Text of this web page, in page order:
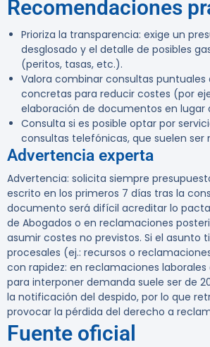
Recomendaciones
Prioriza la transparencia: exige un
desglosado y el detalle de posibles
(peritos, tasas, etc.).
Valora combinar consultas puntuales
concretas para reducir costes (por
elaboración de documentos en lugar
Consulta si es posible optar por
consultas telefónicas, que suelen ser
Advertencia experta
Advertencia: solicita siempre
escrito en los primeros 7 días tras la
documento será difícil acreditar lo
de Abogados o en reclamaciones
asumir costes no previstos. Si el asunto
procesales (ej.: recursos o
con rapidez: en reclamaciones
para interponer demanda suele ser de
la notificación del despido, por lo que
provocar la pérdida del derecho a
Fuente oficial